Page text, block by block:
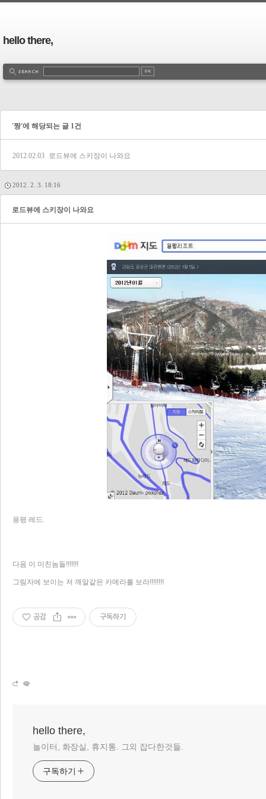
hello there,
'짱'에 해당되는 글 1건
2012.02.03 로드뷰에 스키장이 나와요
2012. 2. 3. 18:16
로드뷰에 스키장이 나와요
용평 레드.
다음 이 미친놈들!!!!!!!
그림자에 보이는 저 깨알같은 카메라를 보라!!!!!!!!
공감 구독하기
hello there,
놀이터, 화장실, 휴지통. 그외 잡다한것들.
구독하기